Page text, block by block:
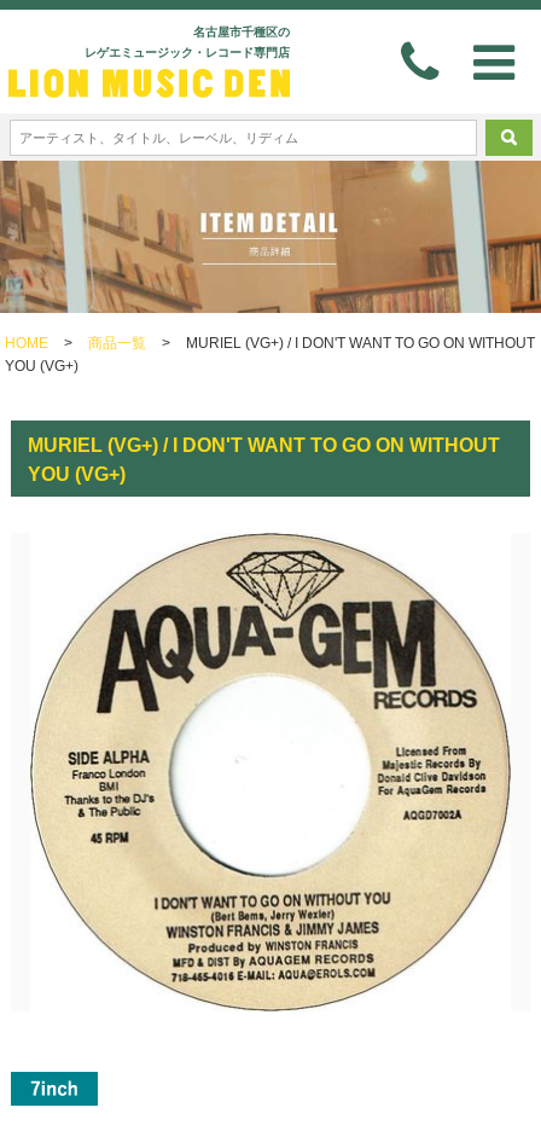
名古屋市千種区の
レゲエミュージック・レコード専門店
HOME > 商品一覧 >
MURIEL (VG+) / I DON'T WANT TO GO ON WITHOUT
YOU (VG+)
MURIEL (VG+) / I DON'T WANT TO GO ON WITHOUT
YOU (VG+)